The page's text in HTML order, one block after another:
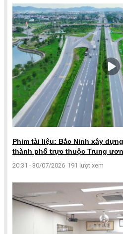
Phim tài liệu: Bắc Ninh xây
thành phố trực thuộc Trung
20:31 - 30/07/2026 191 lượt xem